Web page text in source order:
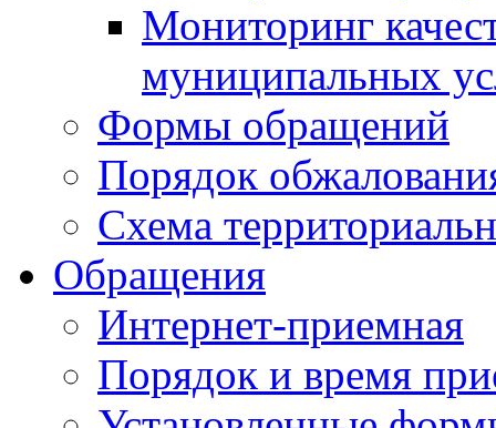
Мониторинг
муниципальных
Формы обращений
Порядок
Схема
Обращения
Интернет-приемная
Порядок и время